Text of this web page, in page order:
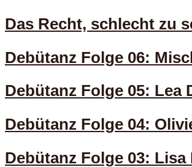
Das Recht, schlecht zu
Debütanz Folge 06:
Debütanz Folge 05: Lea
Debütanz Folge 04:
Debütanz Folge 03: Lisa